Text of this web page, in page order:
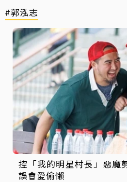
#郭泓志
控「我的明星村長」惡魔
誤會愛偷懶